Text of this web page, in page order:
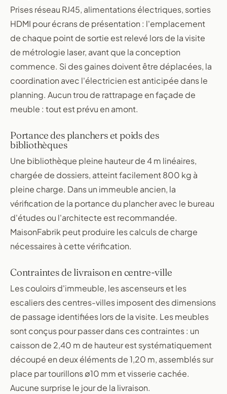
Prises réseau RJ45, alimentations électriques, sorties
HDMI pour écrans de présentation : l'emplacement
de chaque point de sortie est relevé lors de la visite
de métrologie laser, avant que la conception
commence. Si des gaines doivent être déplacées, la
coordination avec l'électricien est anticipée dans le
planning. Aucun trou de rattrapage en façade de
meuble : tout est prévu en amont.
Portance des planchers et poids des
bibliothèques
Une bibliothèque pleine hauteur de 4 m linéaires,
chargée de dossiers, atteint facilement 800 kg à
pleine charge. Dans un immeuble ancien, la
vérification de la portance du plancher avec le bureau
d'études ou l'architecte est recommandée.
MaisonFabrik peut produire les calculs de charge
nécessaires à cette vérification.
Contraintes de livraison en centre-ville
Les couloirs d'immeuble, les ascenseurs et les
escaliers des centres-villes imposent des dimensions
de passage identifiées lors de la visite. Les meubles
sont conçus pour passer dans ces contraintes : un
caisson de 2,40 m de hauteur est systématiquement
découpé en deux éléments de 1,20 m, assemblés sur
place par tourillons ∅10 mm et visserie cachée.
Aucune surprise le jour de la livraison.